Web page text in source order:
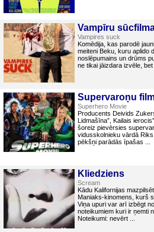
Vampīru
Vampires suck
Komēdija, kas parodē
meiteni Beku, kuru aplido
noslēpumains un drūms
ne tikai jāizdara izvēle,
Supervaroņu
Superhero Movie
Producents Deivids
Lidmašīna”, Kailais
šoreiz pievērsies
vidusskolnieku vārdā
pēkšņi parādās īpašas ...
Kliedziens
Scream
Kādu Kalifornijas
Maniaks-kinomens, kurš
Viņa upuri var arī izbēgt
noteikumiem kuri ir ņemti
Noteikumi: nevērt ...